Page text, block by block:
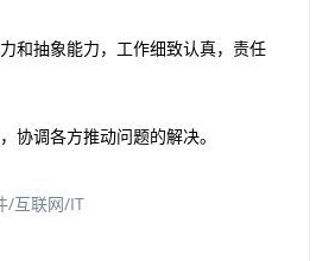
和抽象能力，工作细致认真，责任
协调各方推动问题的解决。
/互联网/IT